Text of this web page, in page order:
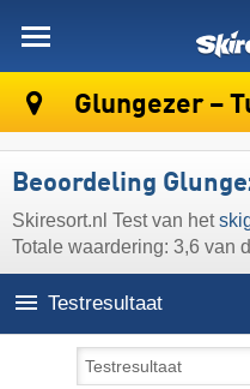
Glungezer –
Beoordeling
Skiresort.nl Test van het
Totale waardering: 3,6 van
Testresultaat